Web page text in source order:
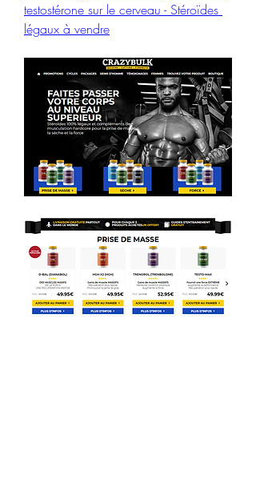
testostérone sur le cerveau - Stéroïdes
légaux à vendre